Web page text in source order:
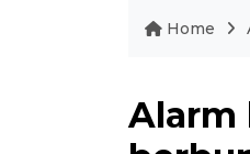
Home
Alarm